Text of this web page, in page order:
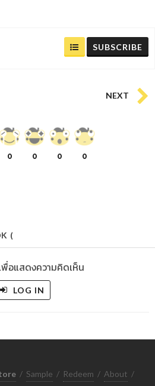
SUBSCRIBE
NEXT
0 0 0 0
(
พื่อแสดงความคิดเห็น
LOG IN
/ Sample / Redeem / About /